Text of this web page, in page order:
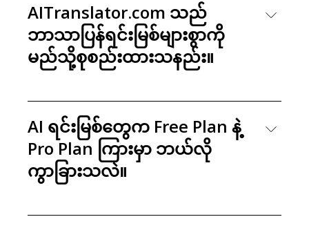
AITranslator.com သည်
ဘာသာပြန်ရင်းမြစ်များစွာကို
မည်သို့စုစည်းထားသနည်း။
AI ရင်းမြစ်တွေက Free Plan နဲ့
Pro Plan ကြားမှာ ဘယ်လို
ကွာခြားသလဲ။